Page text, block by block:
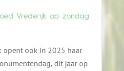
Vrederijk op zondag
opent ook in 2025 haar
dit jaar op